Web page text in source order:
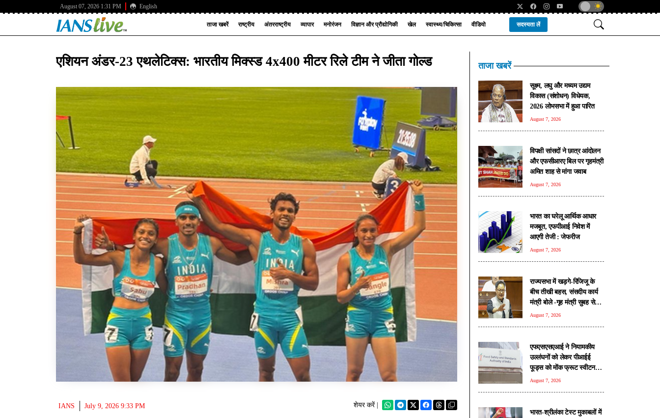
August 07, 2026 1:31 PM English
ताजा खबरें राष्ट्रीय अंतरराष्ट्रीय व्यापार मनोरंजन विज्ञान और प्रौद्योगिकी खेल स्वास्थ्य/चिकित्सा वीडियो सदस्यता लें
एशियन अंडर-23 एथलेटिक्स: भारतीय मिक्स्ड 4x400 मीटर रिले टीम ने जीता गोल्ड
IANS July 9, 2026 9:33 PM शेयर करें |
ताजा खबरें
सूक्ष्म, लघु और मध्यम उद्यम
विकास (संशोधन) विधेयक,
2026 लोभसभा में हुआ पारित
August 7, 2026
विपक्षी सांसदों ने छात्र आंदोलन
और एफसीआरए बिल पर गृहमंत्री
अमित शाह से मांगा जवाब
August 7, 2026
भारत का घरेलू आर्थिक आधार
मजबूत, एफपीआई निवेश में
आएगी तेजी : जेफरीज
August 7, 2026
राज्यसभा में खड़गे-रिजिजू के
बीच तीखी बहस, संसदीय कार्य
मंत्री बोले -गृह मंत्री सुबह से
रात तक संसद परिसर में मौजूद
August 7, 2026
एफएसएसएआई ने नियामकीय
उल्लंघनों को लेकर पीआईई
फूड्स को मोंक फ्रूट स्वीटनर
उत्पादों की बिक्री रोकने का दिया
August 7, 2026
भारत-श्रीलंका टेस्ट मुकाबलों में